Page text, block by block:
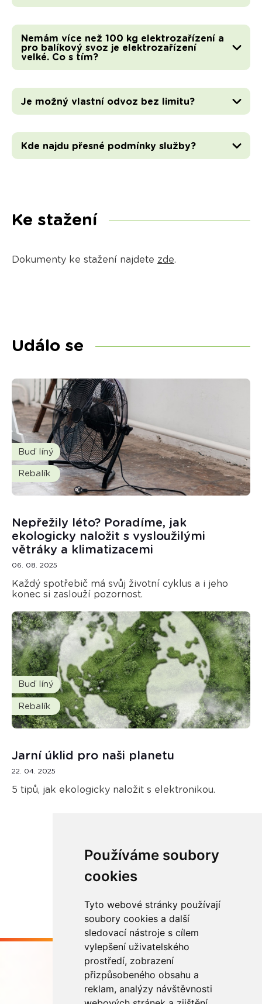
Používáme soubory
cookies
Tyto webové stránky používají
soubory cookies a další
sledovací nástroje s cílem
vylepšení uživatelského
prostředí, zobrazení
přizpůsobeného obsahu a
reklam, analýzy návštěvnosti
Nemám více než 100 kg elektrozařízení a
pro balíkový svoz je elektrozařízení
velké. Co s tím?
Je možný vlastní odvoz bez limitu?
Kde najdu přesné podmínky služby?
Ke stažení
Dokumenty ke stažení najdete zde.
Událo se
Buď líný
Rebalík
Nepřežily léto? Poradíme, jak
ekologicky naložit s vysloužilými
větráky a klimatizacemi
06. 08. 2025
Každý spotřebič má svůj životní cyklus a i jeho
konec si zaslouží pozornost.
Buď líný
Rebalík
Jarní úklid pro naši planetu
22. 04. 2025
5 tipů, jak ekologicky naložit s elektronikou.
Načíst další